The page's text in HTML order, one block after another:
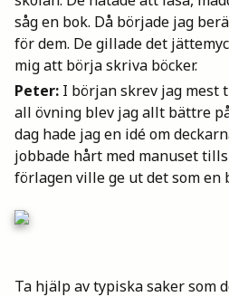
Utskrifter
såg en bok. Då började jag
för dem. De gillade det
mig att börja skriva böcker.
Peter: I början skrev jag mest
all övning blev jag allt bättre
dag hade jag en idé om
jobbade hårt med manuset
förlagen ville ge ut det som en
Ta hjälp av typiska saker som